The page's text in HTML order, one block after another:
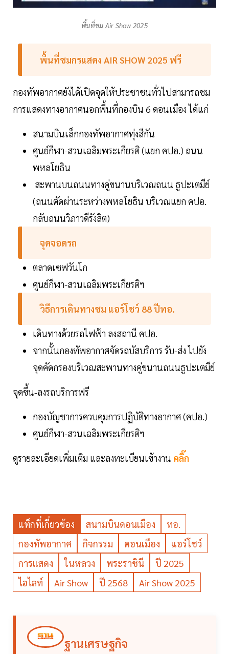
พื้นที่ชม Air Show 2025
พื้นที่ชมกรแสดง AIR SHOW 2025 ฟรี
กองทัพอากาศยังได้เปิดจุดให้ประชาชนทั่วไปสามารถชม
การแสดงทางอากาศนอกพื้นที่กองบิน 6 ดอนเมือง ได้แก่
สนามบินเล็กกองทัพอากาศทุ่งสีกัน
ศูนย์กีฬา-สวนเฉลิมพระเกียรติ (แยก คปอ.) ถนน
พหลโยธิน
สะพานบนถนนทางคู่ขนานบริเวณถนน ธูปะเตมีย์
(ถนนตัดผ่านระหว่างพหลโยธิน บริเวณแยก คปอ.
กลับถนนวิภาวดีรังสิต)
จุดจอดรถ
ตลาดเซฟวันโก
ศูนย์กีฬา-สวนเฉลิมพระเกียรติฯ
วิธีการเดินทางชม แอร์โชว์ 88ปีทอ.
เดินทางด้วยรถไฟฟ้า ลงสถานี คปอ.
จากนั้นกองทัพอากาศจัดรถบัสบริการ รับ-ส่ง ไปยัง
จุดคัดกรองบริเวณสะพานทางคู่ขนานถนนธูปะเตมีย์
จุดขึ้น-ลงรถบริการฟรี
กองบัญชาการควบคุมการปฏิบัติทางอากาศ (คปอ.)
ศูนย์กีฬา-สวนเฉลิมพระเกียรติฯ
ดูรายละเอียดเพิ่มเติม และลงทะเบียนเข้างาน คลิ๊ก
แท็กที่เกี่ยวข้อง สนามบินดอนเมือง
ทอ.
กองทัพอากาศ
กิจกรรม ดอนเมือง
แอร์โชว์
การแสดง
ในหลวง พระราชินี
ปี 2025
ไฮไลท์
Air Show ปี 2568 Air Show 2025
ฐานเศรษฐกิจ